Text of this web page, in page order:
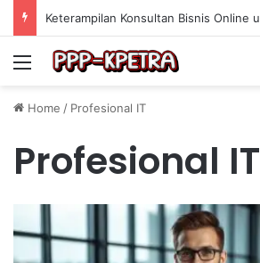
Menu
Home / Profesional IT
Profesional IT